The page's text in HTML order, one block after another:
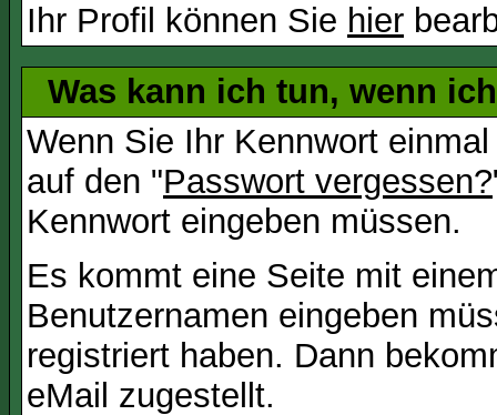
Ihr Profil können Sie hier
Was kann ich tun, wenn
Wenn Sie Ihr Kennwort
auf den "Passwort vergessen?
Kennwort eingeben müssen.
Es kommt eine Seite mit
Benutzernamen eingeben
registriert haben. Dann
eMail zugestellt.